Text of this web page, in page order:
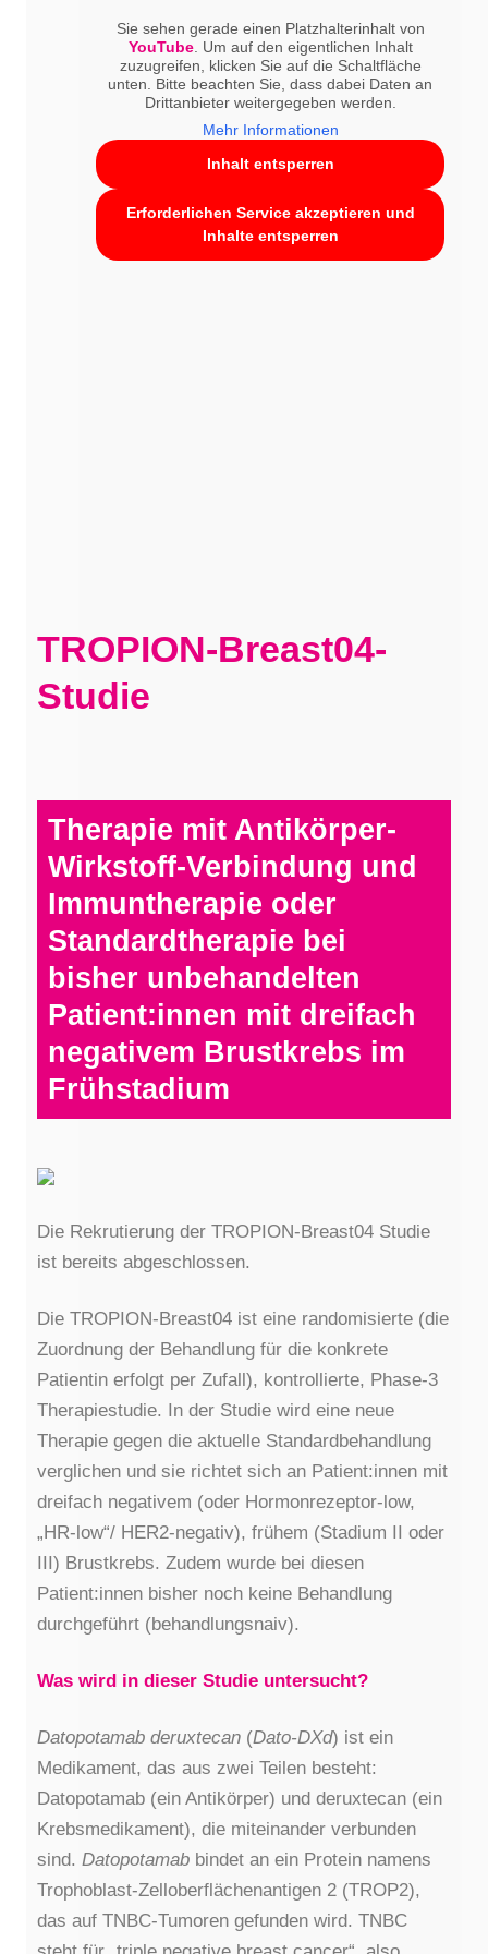
Sie sehen gerade einen Platzhalterinhalt von
YouTube. Um auf den eigentlichen Inhalt
zuzugreifen, klicken Sie auf die Schaltfläche
unten. Bitte beachten Sie, dass dabei Daten an
Drittanbieter weitergegeben werden.
Mehr Informationen
Inhalt entsperren
Erforderlichen Service akzeptieren und
Inhalte entsperren
Merck gab bekannt, dass die Phase-3-Studie
KEYNOTE-522 mit Keytruda (Anti-PD-1 Therapie) ihr
Ziel der Gesamtüberlebensrate bei Hochrisiko-
Frühstadien von triple-negativem Brustkrebs (TNBC)
erreicht hat. In Kombination mit Chemotherapie als
präoperative Behandlung und anschließender
Monotherapie nach der Operation zeigte Keytruda
eine signifikante Verbesserung im Vergleich zu
TROPION-Breast04-
Studie
Therapie mit Antikörper-
Wirkstoff-Verbindung und
Immuntherapie oder
Standardtherapie bei
bisher unbehandelten
Patient:innen mit dreifach
negativem Brustkrebs im
Frühstadium
Die Rekrutierung der TROPION-Breast04 Studie
ist bereits abgeschlossen.
Die TROPION-Breast04 ist eine randomisierte (die
Zuordnung der Behandlung für die konkrete
Patientin erfolgt per Zufall), kontrollierte, Phase-3
Therapiestudie. In der Studie wird eine neue
Therapie gegen die aktuelle Standardbehandlung
verglichen und sie richtet sich an Patient:innen mit
dreifach negativem (oder Hormonrezeptor-low,
„HR-low“/ HER2-negativ), frühem (Stadium II oder
III) Brustkrebs. Zudem wurde bei diesen
Patient:innen bisher noch keine Behandlung
durchgeführt (behandlungsnaiv).
Was wird in dieser Studie untersucht?
Datopotamab deruxtecan (Dato-DXd) ist ein
Medikament, das aus zwei Teilen besteht:
Datopotamab (ein Antikörper) und deruxtecan (ein
Krebsmedikament), die miteinander verbunden
sind. Datopotamab bindet an ein Protein namens
Trophoblast-Zelloberflächenantigen 2 (TROP2),
das auf TNBC-Tumoren gefunden wird. TNBC